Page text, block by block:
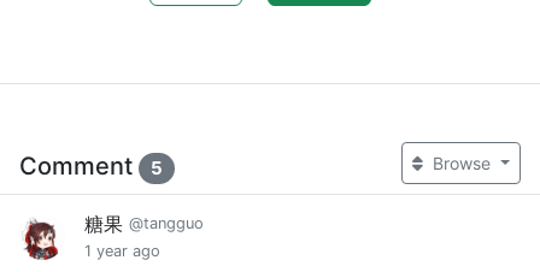
Comment 5 Browse
糖果 @tangguo
1 year ago